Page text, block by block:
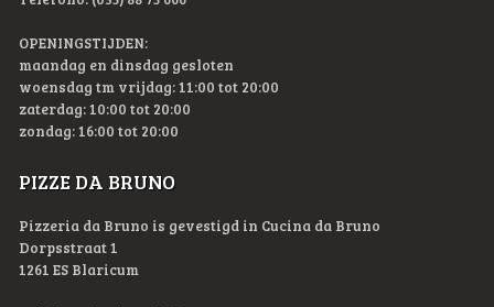
OPENINGSTIJDEN:
maandag en dinsdag gesloten
woensdag tm vrijdag: 11:00 tot 20:00
zaterdag: 10:00 tot 20:00
zondag: 16:00 tot 20:00
PIZZE DA BRUNO
Pizzeria da Bruno is gevestigd in Cucina da Bruno
Dorpsstraat 1
1261 ES Blaricum